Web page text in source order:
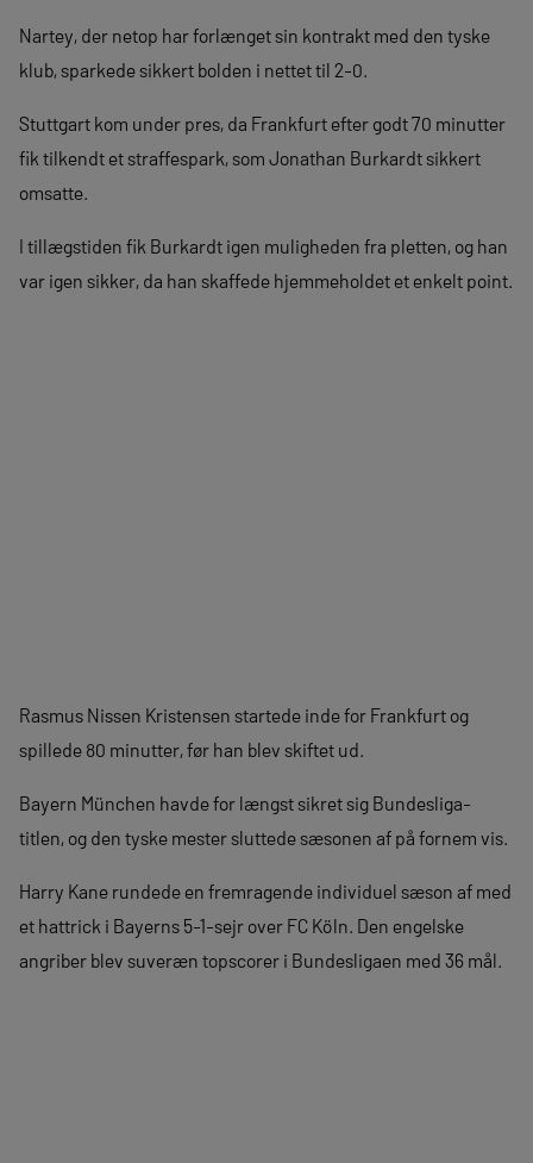
Nartey, der netop har forlænget sin kontrakt med den tyske
klub, sparkede sikkert bolden i nettet til 2-0.
Stuttgart kom under pres, da Frankfurt efter godt 70 minutter
fik tilkendt et straffespark, som Jonathan Burkardt sikkert
omsatte.
I tillægstiden fik Burkardt igen muligheden fra pletten, og han
var igen sikker, da han skaffede hjemmeholdet et enkelt point.
Rasmus Nissen Kristensen startede inde for Frankfurt og
spillede 80 minutter, før han blev skiftet ud.
Bayern München havde for længst sikret sig Bundesliga-
titlen, og den tyske mester sluttede sæsonen af på fornem vis.
Harry Kane rundede en fremragende individuel sæson af med
et hattrick i Bayerns 5-1-sejr over FC Köln. Den engelske
angriber blev suveræn topscorer i Bundesligaen med 36 mål.